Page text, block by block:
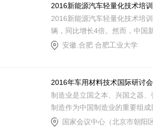
2016新能源汽车轻量化技术培
2016新能源汽车轻量化技术培
辆，同比增长4倍。然而，中国
安徽.合肥 合肥工业大学
2016年车用材料技术国际研讨会
制造业是立国之本、兴国之器、
制造作为中国制造业的重要组